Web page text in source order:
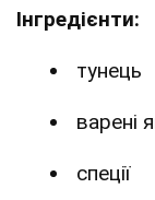
Інгредієнти:
тунець
варені
спеції